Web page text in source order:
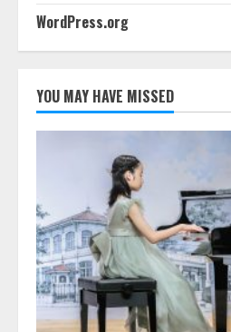
WordPress.org
YOU MAY HAVE MISSED